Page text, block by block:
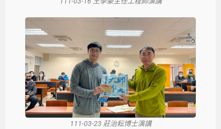
111-03-23 莊治耘博士演講